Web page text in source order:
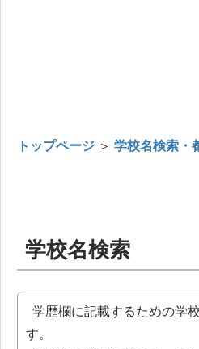
トップページ ＞ 学校名検索・
学校名検索
学歴欄に記載するための学
す。